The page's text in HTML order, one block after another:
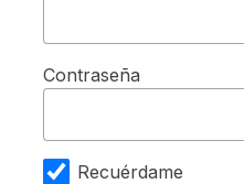
Contraseña
Recuérdame